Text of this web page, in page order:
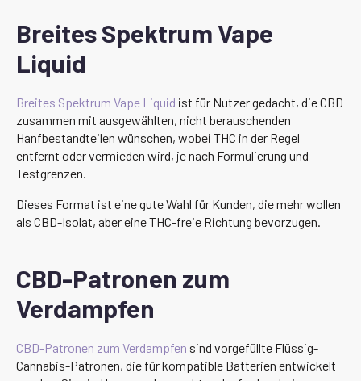
Breites Spektrum Vape
Liquid
Breites Spektrum Vape Liquid ist für Nutzer gedacht, die CBD
zusammen mit ausgewählten, nicht berauschenden
Hanfbestandteilen wünschen, wobei THC in der Regel
entfernt oder vermieden wird, je nach Formulierung und
Testgrenzen.
Dieses Format ist eine gute Wahl für Kunden, die mehr wollen
als CBD-Isolat, aber eine THC-freie Richtung bevorzugen.
CBD-Patronen zum
Verdampfen
CBD-Patronen zum Verdampfen sind vorgefüllte Flüssig-
Cannabis-Patronen, die für kompatible Batterien entwickelt